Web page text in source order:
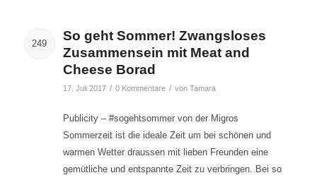
249
So geht Sommer! Zwangsloses
Zusammensein mit Meat and
Cheese Borad
17. Juli 2017 / 0 Kommentare / von Tamara
Publicity – #sogehtsommer von der Migros
Sommerzeit ist die ideale Zeit um bei schönen und
warmen Wetter draussen mit lieben Freunden eine
gemütliche und entspannte Zeit zu verbringen. Bei so